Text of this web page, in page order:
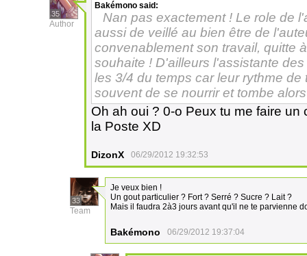
35
Author
Bakémono said:
Nan pas exactement ! Le role de
aussi de veillé au bien être de
convenablement son travail, quitte
souhaite ! D'ailleurs l'assistante
les 3/4 du temps car leur rythme
souvent de se nourrir et tombe
Oh ah oui ? 0-o Peux tu me faire
la Poste XD
DizonX 06/29/2012 19:32:53
33
Team
Je veux bien !
Un gout particulier ? Fort ? Serré ? Sucre ? Lait ?
Mais il faudra 2à3 jours avant qu'il ne te parvienne
Bakémono 06/29/2012 19:37:04